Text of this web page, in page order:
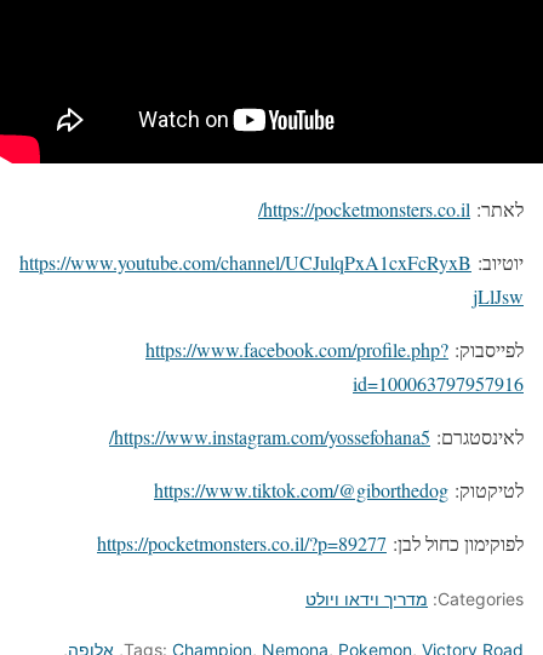
לאתר: https://pocketmonsters.co.il/
יוטיוב: https://www.youtube.com/channel/UCJulqPxA1cxFcRyxB
jLlJsw
לפייסבוק: https://www.facebook.com/profile.php?
id=100063797957916
לאינסטגרם: https://www.instagram.com/yossefohana5/
לטיקטוק: https://www.tiktok.com/@giborthedog
לפוקימון כחול לבן: https://pocketmonsters.co.il/?p=89277
Categories: מדריך וידאו ויולט
Tags: Champion, Nemona, Pokemon, Victory Road
, אלופה,